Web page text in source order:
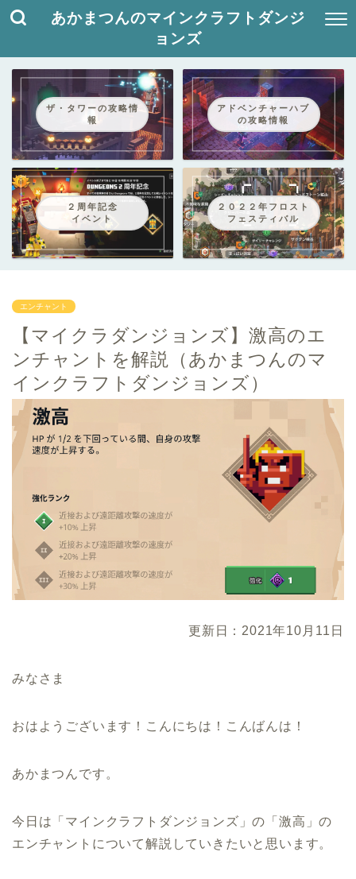
あかまつんのマインクラフトダンジ
ョンズ
ザ・タワーの攻略情
報
アドベンチャーハブ
の攻略情報
２周年記念
イベント
２０２２年フロスト
フェスティバル
エンチャント
【マイクラダンジョンズ】激高のエ
ンチャントを解説（あかまつんのマ
インクラフトダンジョンズ）
更新日：2021年10月11日
みなさま
おはようございます！こんにちは！こんばんは！
あかまつんです。
今日は「マインクラフトダンジョンズ」の「激高」の
エンチャントについて解説していきたいと思います。